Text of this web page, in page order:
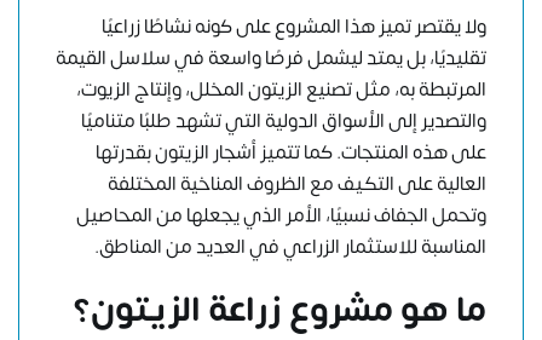
ولا يقتصر تميز هذا المشروع على كونه نشاطًا زراعيًا
تقليديًا، بل يمتد ليشمل فرصًا واسعة في سلاسل القيمة
المرتبطة به، مثل تصنيع الزيتون المخلل، وإنتاج الزيوت،
والتصدير إلى الأسواق الدولية التي تشهد طلبًا متناميًا
على هذه المنتجات. كما تتميز أشجار الزيتون بقدرتها
العالية على التكيف مع الظروف المناخية المختلفة
وتحمل الجفاف نسبيًا، الأمر الذي يجعلها من المحاصيل
المناسبة للاستثمار الزراعي في العديد من المناطق.
ما هو مشروع زراعة الزيتون؟